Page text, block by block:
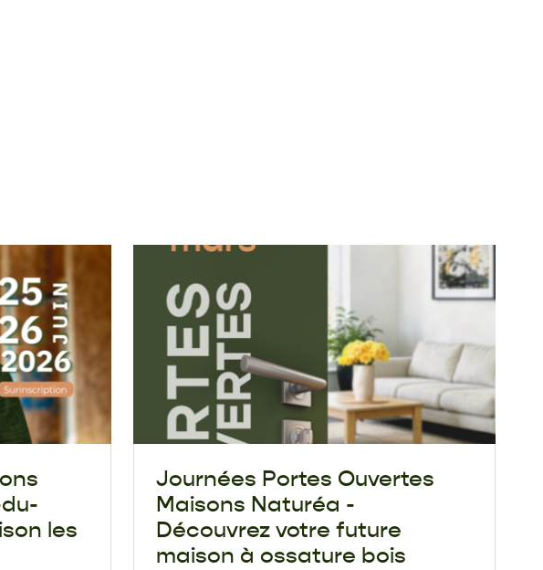
les
Journées Portes Ouvertes
Maisons Naturéa -
Découvrez votre future
maison à ossature bois